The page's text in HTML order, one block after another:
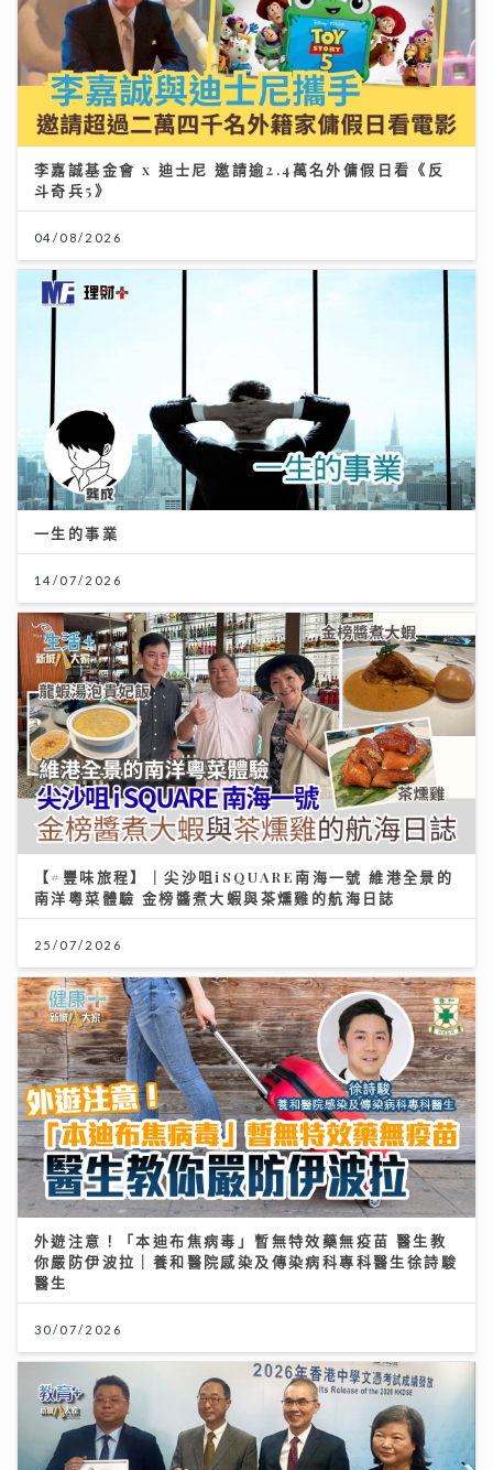
李嘉誠基金會 x 迪士尼 邀請逾2.4萬名外傭假日看《反
斗奇兵5》
04/08/2026
一生的事業
14/07/2026
【#豐味旅程】｜尖沙咀iSQUARE南海一號 維港全景的
南洋粵菜體驗 金榜醬煮大蝦與茶燻雞的航海日誌
25/07/2026
外遊注意！「本迪布焦病毒」暫無特效藥無疫苗 醫生教
你嚴防伊波拉｜養和醫院感染及傳染病科專科醫生徐詩駿
醫生
30/07/2026